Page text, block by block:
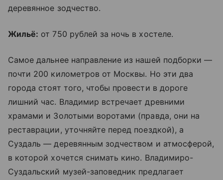
деревянное зодчество.
Жильё: от 750 рублей за ночь в хостеле.
Самое дальнее направление из нашей подборки —
почти 200 километров от Москвы. Но эти два
города стоят того, чтобы провести в дороге
лишний час. Владимир встречает древними
храмами и Золотыми воротами (правда, они на
реставрации, уточняйте перед поездкой), а
Суздаль — деревянным зодчеством и атмосферой,
в которой хочется снимать кино. Владимиро-
Суздальский музей-заповедник предлагает